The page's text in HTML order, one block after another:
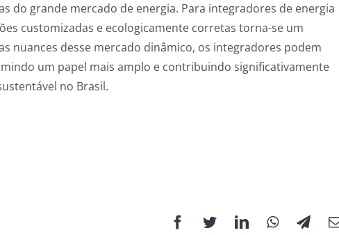
do grande mercado de energia. Para integradores de energia
customizadas e ecologicamente corretas torna-se um
nuances desse mercado dinâmico, os integradores podem
um papel mais amplo e contribuindo significativamente
no Brasil.